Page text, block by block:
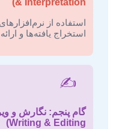
& Interpretation)
استفاده از
استخراج یافته‌ها و
✍️
Writing & Editing)